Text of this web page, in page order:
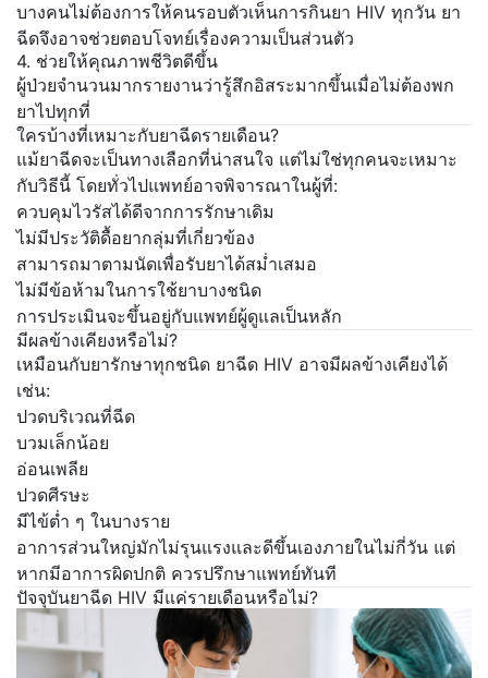
บางคนไม่ต้องการให้คนรอบตัวเห็นการกินยา HIV ทุกวัน ยา
ฉีดจึงอาจช่วยตอบโจทย์เรื่องความเป็นส่วนตัว
4. ช่วยให้คุณภาพชีวิตดีขึ้น
ผู้ป่วยจำนวนมากรายงานว่ารู้สึกอิสระมากขึ้นเมื่อไม่ต้องพก
ยาไปทุกที่
ใครบ้างที่เหมาะกับยาฉีดรายเดือน?
แม้ยาฉีดจะเป็นทางเลือกที่น่าสนใจ แต่ไม่ใช่ทุกคนจะเหมาะ
กับวิธีนี้ โดยทั่วไปแพทย์อาจพิจารณาในผู้ที่:
ควบคุมไวรัสได้ดีจากการรักษาเดิม
ไม่มีประวัติดื้อยากลุ่มที่เกี่ยวข้อง
สามารถมาตามนัดเพื่อรับยาได้สม่ำเสมอ
ไม่มีข้อห้ามในการใช้ยาบางชนิด
การประเมินจะขึ้นอยู่กับแพทย์ผู้ดูแลเป็นหลัก
มีผลข้างเคียงหรือไม่?
เหมือนกับยารักษาทุกชนิด ยาฉีด HIV อาจมีผลข้างเคียงได้
เช่น:
ปวดบริเวณที่ฉีด
บวมเล็กน้อย
อ่อนเพลีย
ปวดศีรษะ
มีไข้ต่ำ ๆ ในบางราย
อาการส่วนใหญ่มักไม่รุนแรงและดีขึ้นเองภายในไม่กี่วัน แต่
หากมีอาการผิดปกติ ควรปรึกษาแพทย์ทันที
ปัจจุบันยาฉีด HIV มีแค่รายเดือนหรือไม่?